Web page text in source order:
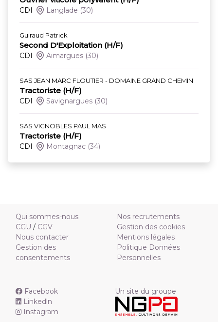
CDI Langlade (30)
Guiraud Patrick
Second D'Exploitation (H/F)
CDI Aimargues (30)
SAS JEAN MARC FLOUTIER - DOMAINE GRAND CHEMIN
Tractoriste (H/F)
CDI Savignargues (30)
SAS VIGNOBLES PAUL MAS
Tractoriste (H/F)
CDI Montagnac (34)
Qui sommes-nous
CGU / CGV
Nous contacter
Gestion des
consentements
Nos recrutements
Gestion des cookies
Mentions légales
Politique Données
Personnelles
Facebook
Linkedln
Instagram
Un site du groupe